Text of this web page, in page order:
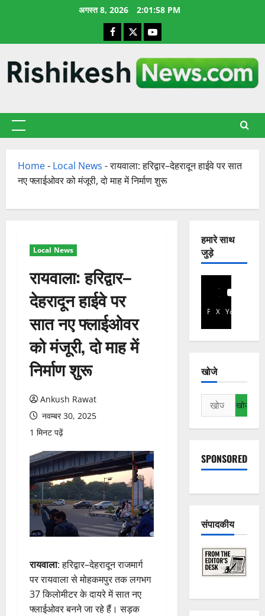
अगस्त 8, 2026 2:01:59 PM
Facebook
X YouTube
प्राथमिक
Home- Local News -रायवाला: हरिद्वार–देहरादून हाईवे पर सात
नए फ्लाईओवर को मंजूरी, दो माह में निर्माण शुरू
Local News
रायवाला: हरिद्वार–
देहरादून हाईवे पर
सात नए फ्लाईओवर
को मंजूरी, दो माह में
निर्माण शुरू
Ankush Rawat
नवम्बर 30, 2025
1 मिनट पढ़ें
रायवाला: हरिद्वार–देहरादून राजमार्ग
पर रायवाला से मोहकमपुर तक लगभग
37 किलोमीटर के दायरे में सात नए
फ्लाईओवर बनने जा रहे हैं। सड़क
हमारे साथ
जुड़े
Facebook
X YouTube
खोजे
निम्न
को
खोजें:
SPONSORED
संपादकीय